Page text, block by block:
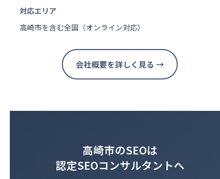
対応エリア
高崎市を含む全国（オンライン対応）
会社概要を詳しく見る →
高崎市のSEOは
認定SEOコンサルタントへ